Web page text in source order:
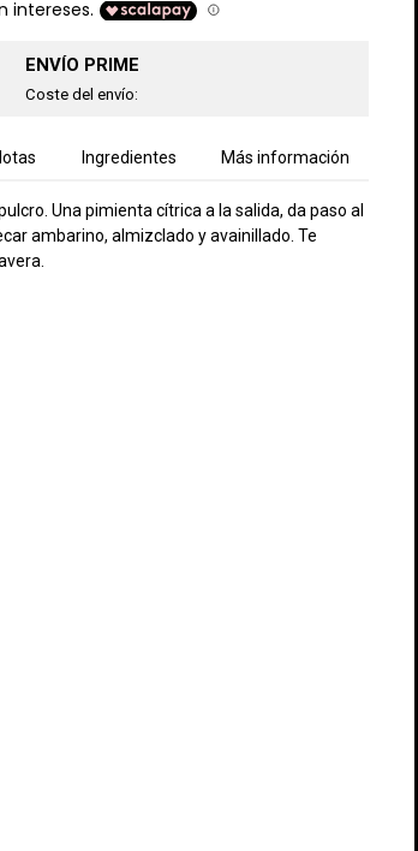
ENVÍO PRIME
Coste del envío:
Ingredientes Más información
Una pimienta cítrica a la salida, da paso al
ambarino, almizclado y avainillado. Te